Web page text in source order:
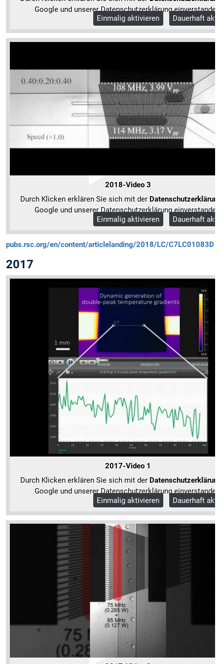
Google und unserer Datenschutzerklärung
Mehr Informationen
Einmalig aktivieren Dauerhaft
2018-Video 3
Durch Klicken erklären Sie sich mit der
Google und unserer Datenschutzerklärung
Mehr Informationen
Einmalig aktivieren Dauerhaft
pubs.rsc.org/en/content/articlelanding/2018/LC/C7LC01083D
2017
2017-Video 1
Durch Klicken erklären Sie sich mit der
Google und unserer Datenschutzerklärung
Mehr Informationen
Einmalig aktivieren Dauerhaft